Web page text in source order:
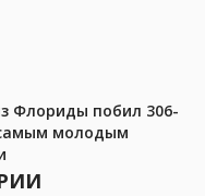
Флориды побил 306-
молодым